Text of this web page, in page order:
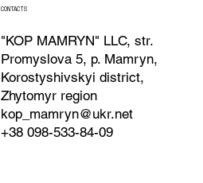
CONTACTS
"KOP MAMRYN" LLC, str.
Promyslova 5, p. Mamryn,
Korostyshivskyi district,
Zhytomyr region
kop_mamryn@ukr.net
+38 098-533-84-09